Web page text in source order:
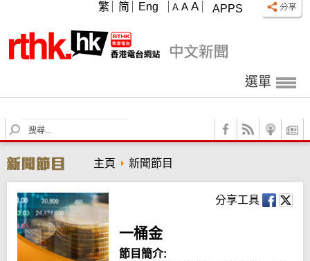
APPS
A A A
繁 简 Eng
選單
S
e
r
c
h
主頁 新聞節目
分享工具
一桶金
節目簡介: